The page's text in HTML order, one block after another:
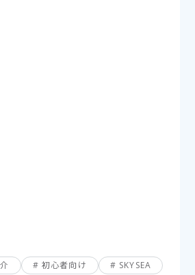
初心者向け
SKYSEA